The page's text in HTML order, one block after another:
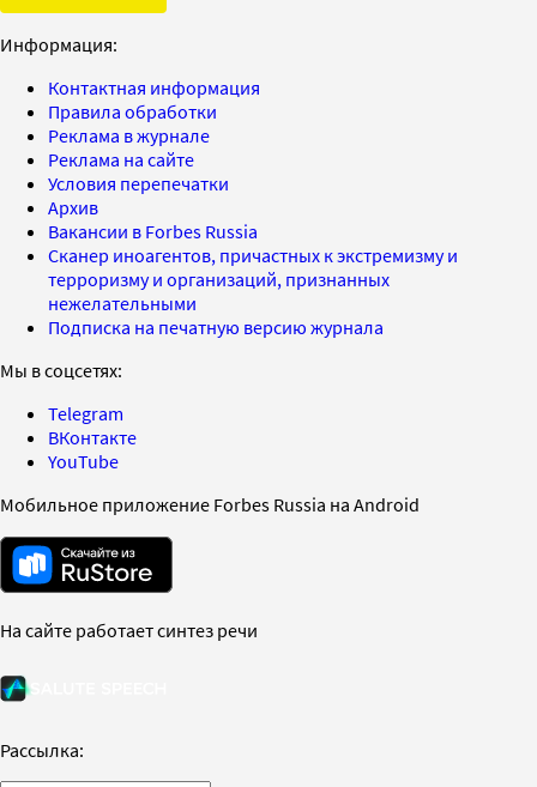
Информация:
Контактная информация
Правила обработки
Реклама в журнале
Реклама на сайте
Условия перепечатки
Архив
Вакансии в Forbes Russia
Сканер иноагентов, причастных к экстремизму и
терроризму и организаций, признанных
нежелательными
Подписка на печатную версию журнала
Мы в соцсетях:
Telegram
ВКонтакте
YouTube
Мобильное приложение Forbes Russia на Android
На сайте работает синтез речи
Рассылка: